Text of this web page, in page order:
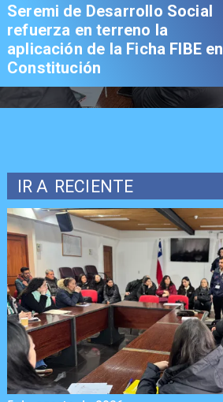
Seremi de Desarrollo Social
refuerza en terreno la
aplicación de la Ficha FIBE en
Constitución
IR A RECIENTE